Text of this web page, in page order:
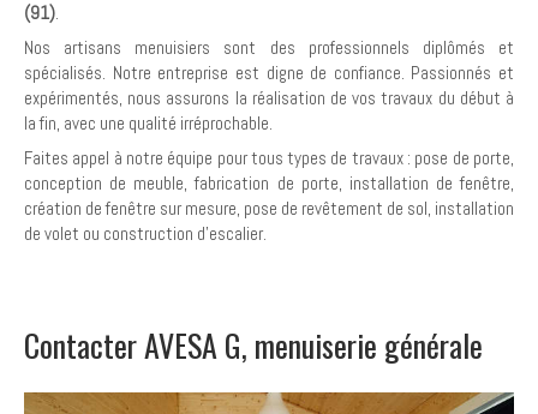
(91).
Nos artisans menuisiers sont des professionnels diplômés et
spécialisés. Notre entreprise est digne de confiance. Passionnés et
expérimentés, nous assurons la réalisation de vos travaux du début à
la fin, avec une qualité irréprochable.
Faites appel à notre équipe pour tous types de travaux : pose de porte,
conception de meuble, fabrication de porte, installation de fenêtre,
création de fenêtre sur mesure, pose de revêtement de sol, installation
de volet ou construction d'escalier.
Contacter AVESA G, menuiserie générale